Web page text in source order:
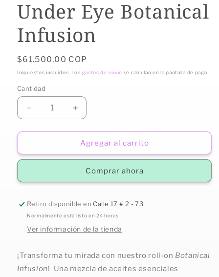
Under Eye Botanical
Infusion
Precio
habitual
$61.500,00 COP
Impuestos incluidos. Los gastos de envío se calculan en la pantalla de pago.
Cantidad
Reducir
cantidad
para
Eye
Aumentar
cantidad
para
Under
Eye
Infusion
Agregar al carrito
Comprar ahora
Retiro disponible en Calle 17 # 2 - 73
Normalmente está listo en 24 horas
Ver información de la tienda
¡Transforma tu mirada con nuestro roll-on Botanical
Infusion! Una mezcla de aceites esenciales